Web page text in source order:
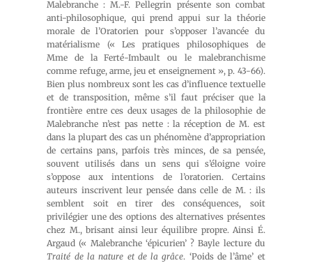
Malebranche : M.-F. Pellegrin présente son combat
anti-philosophique, qui prend appui sur la théorie
morale de l’Oratorien pour s’opposer l’avancée du
matérialisme (« Les pratiques philosophiques de
Mme de la Ferté-Imbault ou le malebranchisme
comme refuge, arme, jeu et enseignement », p. 43-66).
Bien plus nombreux sont les cas d’influence textuelle
et de transposition, même s’il faut préciser que la
frontière entre ces deux usages de la philosophie de
Malebranche n’est pas nette : la réception de M. est
dans la plupart des cas un phénomène d’appropriation
de certains pans, parfois très minces, de sa pensée,
souvent utilisés dans un sens qui s’éloigne voire
s’oppose aux intentions de l’oratorien. Certains
auteurs inscrivent leur pensée dans celle de M. : ils
semblent soit en tirer des conséquences, soit
privilégier une des options des alternatives présentes
chez M., brisant ainsi leur équilibre propre. Ainsi É.
Argaud (« Malebranche ‘épicurien’ ? Bayle lecture du
Traité de la nature et de la grâce. ‘Poids de l’âme’ et